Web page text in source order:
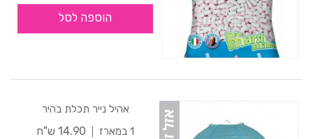
הוספה לסל
אהיל נייר תכלת בהיר
1 במארז
14.90 ש"ח